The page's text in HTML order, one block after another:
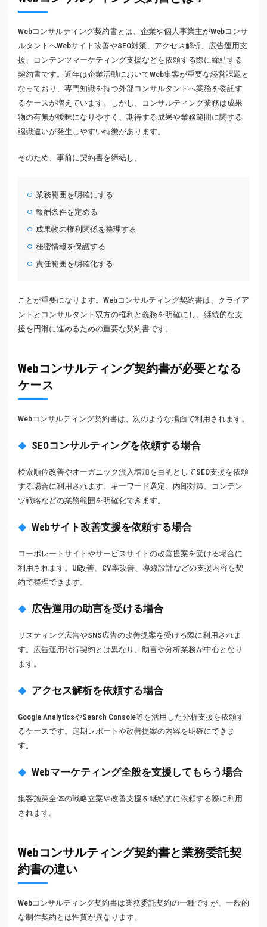
Webコンサルティング契約書とは、企業や個人事業主がWebコンサ
ルタントへWebサイト改善やSEO対策、アクセス解析、広告運用支
援、コンテンツマーケティング支援などを依頼する際に締結する
契約書です。近年は企業活動においてWeb集客が重要な経営課題と
なっており、専門知識を持つ外部コンサルタントへ業務を委託す
るケースが増えています。しかし、コンサルティング業務は成果
物の有無が曖昧になりやすく、期待する成果や業務範囲に関する
認識違いが発生しやすい特徴があります。
そのため、事前に契約書を締結し、
業務範囲を明確にする
報酬条件を定める
成果物の権利関係を整理する
秘密情報を保護する
責任範囲を明確化する
ことが重要になります。Webコンサルティング契約書は、クライア
ントとコンサルタント双方の権利と義務を明確にし、継続的な支
援を円滑に進めるための重要な契約書です。
Webコンサルティング契約書が必要となる
ケース
Webコンサルティング契約書は、次のような場面で利用されます。
SEOコンサルティングを依頼する場合
検索順位改善やオーガニック流入増加を目的としてSEO支援を依頼
する場合に利用されます。キーワード選定、内部対策、コンテン
ツ戦略などの業務範囲を明確化できます。
Webサイト改善支援を依頼する場合
コーポレートサイトやサービスサイトの改善提案を受ける場合に
利用されます。UI改善、CV率改善、導線設計などの支援内容を契
約で整理できます。
広告運用の助言を受ける場合
リスティング広告やSNS広告の改善提案を受ける際に利用されま
す。広告運用代行契約とは異なり、助言や分析業務が中心となり
ます。
アクセス解析を依頼する場合
Google AnalyticsやSearch Console等を活用した分析支援を依頼す
るケースです。定期レポートや改善提案の内容を明確にできま
す。
Webマーケティング全般を支援してもらう場合
集客施策全体の戦略立案や改善支援を継続的に依頼する際に利用
されます。
Webコンサルティング契約書と業務委託契
約書の違い
Webコンサルティング契約書は業務委託契約の一種ですが、一般的
な制作契約とは性質が異なります。